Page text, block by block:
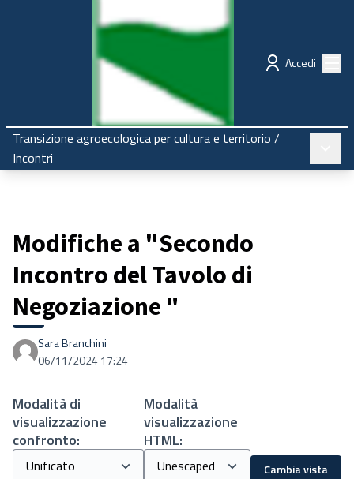
Regione Emilia-Romagna Partecipazione
Accedi
Transizione agroecologica per cultura e territorio /
Incontri
Modifiche a "Secondo
Incontro del Tavolo di
Negoziazione "
Sara Branchini
06/11/2024 17:24
Modalità di
visualizzazione
confronto:
Modalità
visualizzazione
HTML:
Cambia vista